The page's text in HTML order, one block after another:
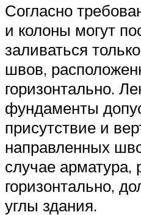
Согласно
и колоны могут
заливаться
швов,
горизонтально.
фундаменты
присутствие и
направленных
случае арматура,
горизонтально,
углы здания.